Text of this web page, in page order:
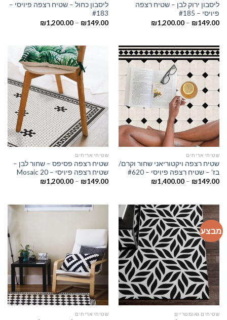
ליסבון ירוק לבן – שטיח רצפה
פיויסי – #185
₪149.00
–
₪1,200.00
ליסבון כחול – שטיח רצפה פיויסי –
#183
₪149.00
–
₪1,200.00
שטיחי אריחים
שטיח רצפה ויקטוריאני שחור וקרם/
בז’ – שטיח רצפה פיויסי – #620
₪149.00
–
₪1,400.00
שטיחי אריחים
שטיח רצפה פסיפס – שחור לבן –
שטיח רצפה פיויסי – Mosaic 20
₪149.00
–
₪1,200.00
מבצע
שטיחים גאומטריים שטיחי אריחים